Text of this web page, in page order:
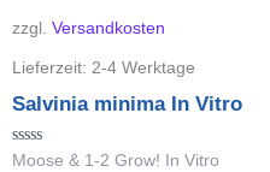
zzgl. Versandkosten
Lieferzeit: 2-4 Werktage
Salvinia minima In Vitro
Bewertet
Moose & 1-2 Grow! In Vitro